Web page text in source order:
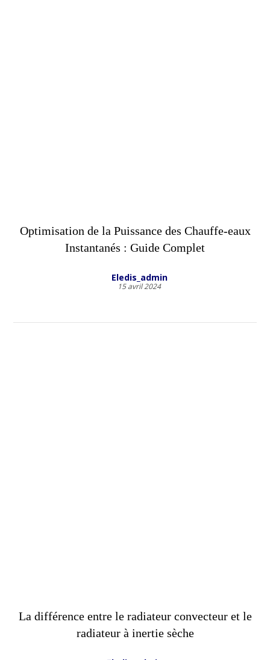
Optimisation de la Puissance des Chauffe-eaux
Instantanés : Guide Complet
Eledis_admin
15 avril 2024
La différence entre le radiateur convecteur et le
radiateur à inertie sèche